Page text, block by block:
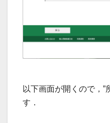
以下画面が開くので，”
す．